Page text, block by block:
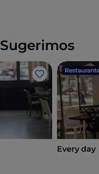
Sugerimos
Me gusta
Every day